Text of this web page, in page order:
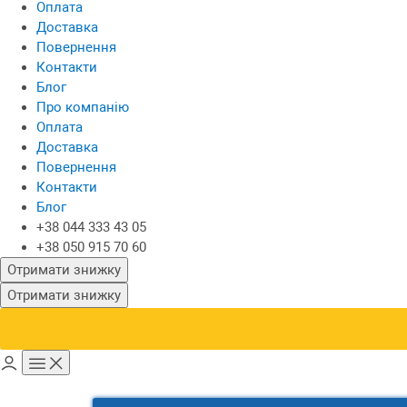
Оплата
Доставка
Повернення
Контакти
Блог
Про компанію
Оплата
Доставка
Повернення
Контакти
Блог
+38 044 333 43 05
+38 050 915 70 60
Отримати знижку
Отримати знижку